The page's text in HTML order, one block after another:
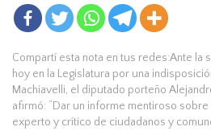
Compartí esta nota en tus redes:Ante la
hoy en la Legislatura por una
Machiavelli, el diputado porteño
afirmó: “Dar un informe mentiroso
experto y crítico de ciudadanos y